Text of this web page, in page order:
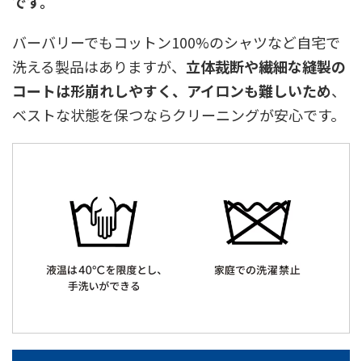
バーバリーでもコットン100%のシャツなど自宅で
洗える製品はありますが、 立体裁断や繊細な縫製の
コートは形崩れしやすく、アイロンも難しいため、
ベストな状態を保つならクリーニングが安心です。